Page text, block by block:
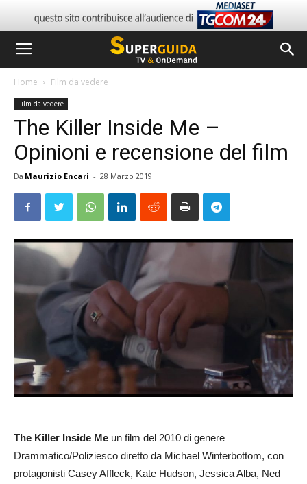
Home Film da vedere
Film da vedere
The Killer Inside Me –
Opinioni e recensione del film
Da Maurizio Encari - 28 Marzo 2019
The Killer Inside Me un film del 2010 di genere
Drammatico/Poliziesco diretto da Michael Winterbottom, con
protagonisti Casey Affleck, Kate Hudson, Jessica Alba, Ned